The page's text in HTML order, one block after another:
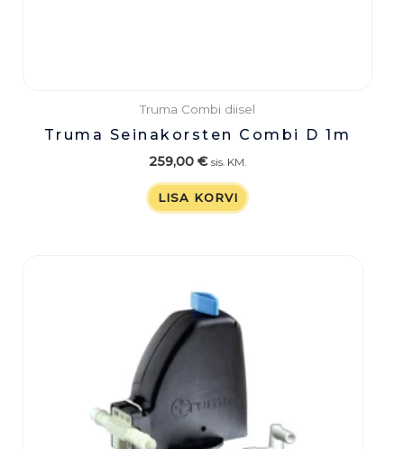
Truma Combi diisel
Truma Seinakorsten Combi D 1m
259,00 € sis. KM.
LISA KORVI